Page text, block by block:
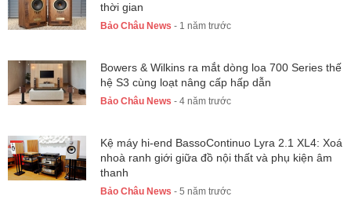
thời gian
Bảo Châu News - 1 năm trước
Bowers & Wilkins ra mắt dòng loa 700 Series thế
hệ S3 cùng loạt nâng cấp hấp dẫn
Bảo Châu News - 4 năm trước
Kệ máy hi-end BassoContinuo Lyra 2.1 XL4: Xoá
nhoà ranh giới giữa đồ nội thất và phụ kiện âm
thanh
Bảo Châu News - 5 năm trước